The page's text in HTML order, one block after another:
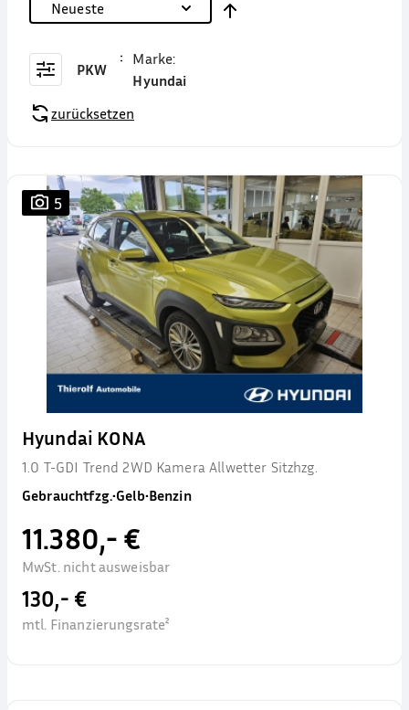
Neueste
PKW
Marke:
Hyundai
zurücksetzen
5
Hyundai KONA
1.0 T-GDI Trend 2WD Kamera Allwetter Sitzhzg.
Gebrauchtfzg.•Gelb•Benzin
11.380,- €
MwSt. nicht ausweisbar
130,- €
mtl. Finanzierungsrate²